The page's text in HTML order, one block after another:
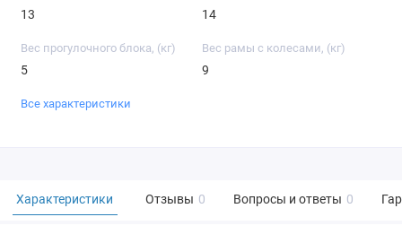
13 14
Вес прогулочного блока, (кг)
5
Вес рамы с колесами, (кг)
9
Все характеристики
Характеристики Отзывы 0 Вопросы и ответы 0